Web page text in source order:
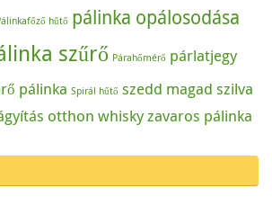
hűtő pálinka opálosodása
szűrő Párahőmérő párlatjegy
pálinka Spirál hűtő szedd magad szilva
otthon whiskyzavaros pálinka